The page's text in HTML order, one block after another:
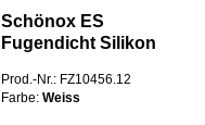
Schönox ES
Fugendicht Silikon
Keramik
Prod.-Nr.: FZ10456.12
Farbe: Weiss